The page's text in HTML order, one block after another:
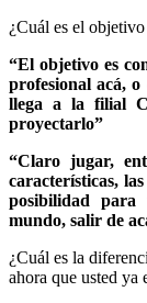
¿Cuál es el
“El objetivo es
profesional acá, o
llega a la filial
proyectarlo”
“Claro jugar,
características,
posibilidad
mundo, salir de
¿Cuál es la
ahora que usted ya